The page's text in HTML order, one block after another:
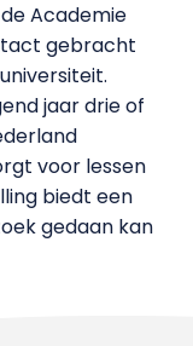
Academie
gebracht
jaar drie of
voor lessen
biedt een
gedaan kan